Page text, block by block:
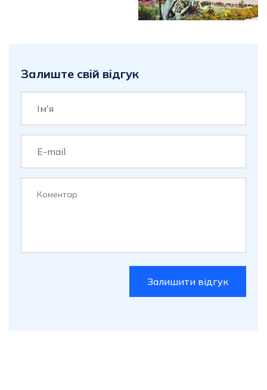
Залиште свій відгук